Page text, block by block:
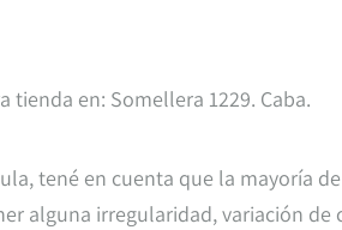
tienda en: Somellera 1229. Caba.
tené en cuenta que la mayoría
alguna irregularidad, variación